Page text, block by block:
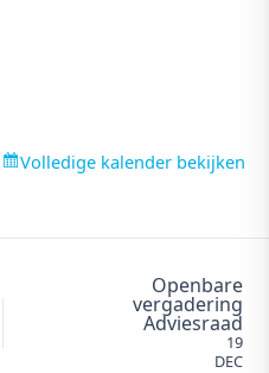
Volledige kalender bekijken
Openbare
vergadering
Adviesraad
19
DEC